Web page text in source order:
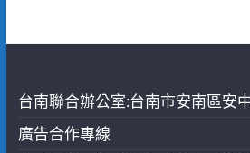
台南聯合辦公室:台南市安南區安
廣告合作專線